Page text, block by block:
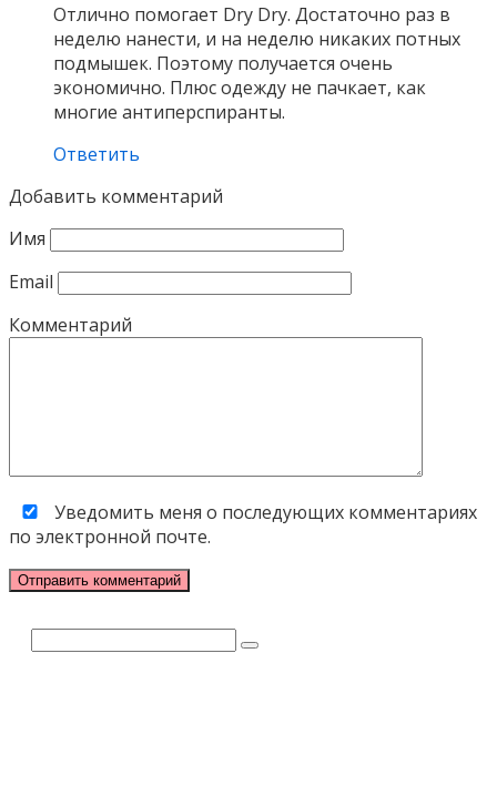
Отлично помогает Dry Dry. Достаточно раз в
неделю нанести, и на неделю никаких потных
подмышек. Поэтому получается очень
экономично. Плюс одежду не пачкает, как
многие антиперспиранты.
Ответить
Добавить комментарий
Имя
Email
Комментарий
Уведомить меня о последующих комментариях
по электронной почте.
Поиск: